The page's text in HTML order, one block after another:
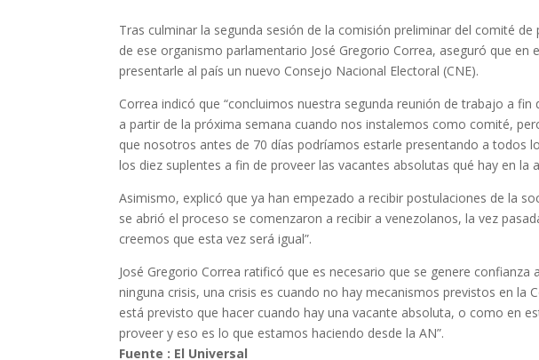
Tras culminar la segunda sesión de la comisión preliminar del comité
de ese organismo parlamentario José Gregorio Correa, aseguró que en
presentarle al país un nuevo Consejo Nacional Electoral (CNE).
Correa indicó que “concluimos nuestra segunda reunión de trabajo a
a partir de la próxima semana cuando nos instalemos como comité,
que nosotros antes de 70 días podríamos estarle presentando a todos
los diez suplentes a fin de proveer las vacantes absolutas qué hay en la
Asimismo, explicó que ya han empezado a recibir postulaciones de la
se abrió el proceso se comenzaron a recibir a venezolanos, la vez
creemos que esta vez será igual”.
José Gregorio Correa ratificó que es necesario que se genere confianza
ninguna crisis, una crisis es cuando no hay mecanismos previstos en la
está previsto que hacer cuando hay una vacante absoluta, o como en
proveer y eso es lo que estamos haciendo desde la AN”.
Fuente : El Universal